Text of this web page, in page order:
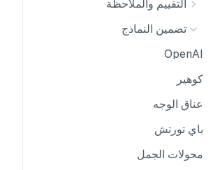
التقييم والملاحظة
تضمين النماذج
OpenAI
كوهير
عناق الوجه
باي تورتش
محولات الجمل